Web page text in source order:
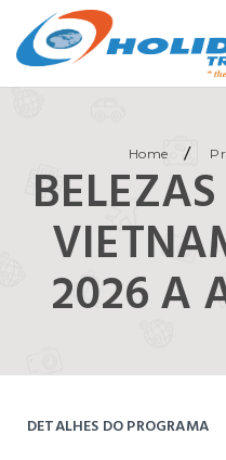
Home /
2026 A
DETALHES DO PROGRAMA